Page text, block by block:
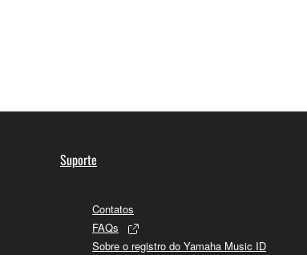
Suporte
Contatos
FAQs
Sobre o registro do Yamaha Music ID